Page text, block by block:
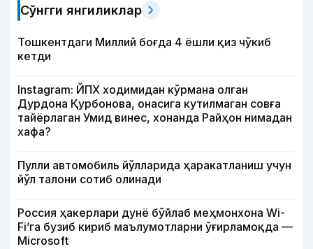
Сўнгги янгиликлар
Тошкентдаги Миллий боғда 4 ёшли қиз чўкиб
кетди
Instagram: ЙПХ ходимидан кўрмана олган
Дурдона Қурбонова, онасига кутилмаган совға
тайёрлаган Умид винес, хонанда Райҳон нимадан
хафа?
Пулли автомобиль йўлларида ҳаракатланиш учун
йўл талони сотиб олинади
Россия ҳакерлари дунё бўйлаб меҳмонхона Wi-
Fi’га бузиб кириб маълумотларни ўғирламоқда —
Microsoft